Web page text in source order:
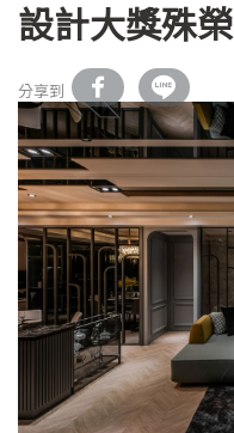
設計大獎殊榮
分享到